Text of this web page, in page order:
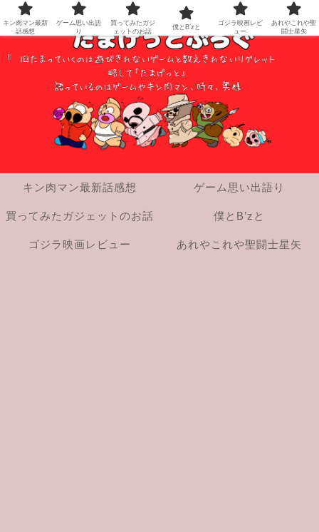
キン肉マン最新話感想 ゲーム思い出語り
買ってみたガジェットのお話 僕とB’zと
ゴジラ映画レビュー あれやこれや聖闘士星矢
キン肉マン最新
話感想
ゲーム思い出語
り
買ってみたガジ
ェットのお話
僕とB’zと
ゴジラ映画レビ
ュー
あれやこれや聖
闘士星矢